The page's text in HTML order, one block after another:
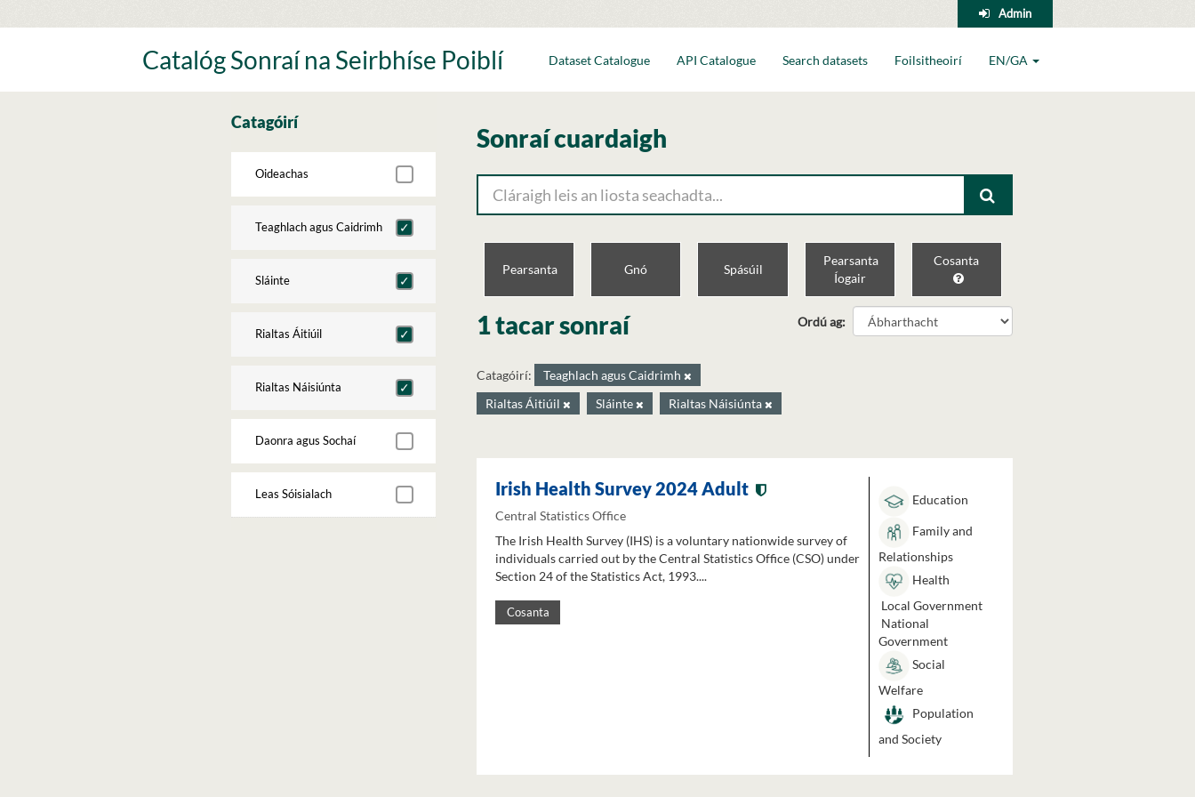
to
Admin
Catalóg Sonraí na Seirbhíse Poiblí Dataset Catalogue API Catalogue Search datasets Foilsitheoirí EN/GA
Catagóirí
Oideachas
Teaghlach agus Caidrimh
Sláinte
Rialtas Áitiúil
Rialtas Náisiúnta
Daonra agus Sochaí
Leas Sóisialach
Sonraí cuardaigh
Pearsanta Gnó Spásúil
Pearsanta
Íogair
Cosanta
Ordú ag
1 tacar sonraí
Catagóirí:
Teaghlach agus Caidrimh
Rialtas Áitiúil
Sláinte Rialtas Náisiúnta
Irish Health Survey 2024 Adult
Central Statistics Office
The Irish Health Survey (IHS) is a voluntary nationwide survey of
individuals carried out by the Central Statistics Office (CSO) under
Section 24 of the Statistics Act, 1993....
Cosanta
Education
Family and
Relationships
Health
Local Government
National
Government
Social
Welfare
Population
and Society